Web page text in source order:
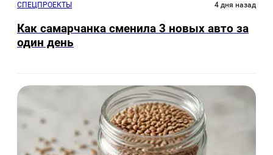
СПЕЦПРОЕКТЫ 4 дня назад
Как самарчанка сменила 3 новых авто за
один день